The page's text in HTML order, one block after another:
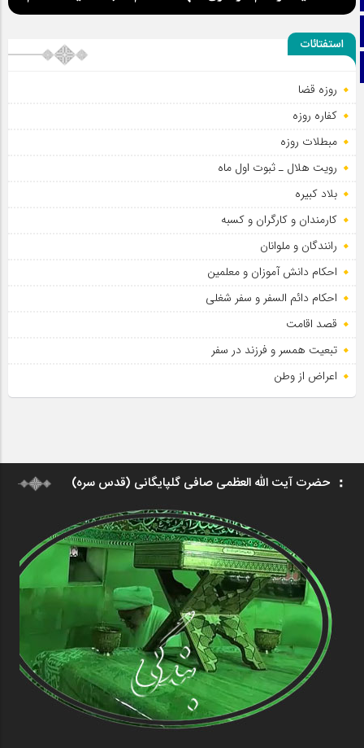
اینستاگرام
تلگرام
استفتائات
روزه قضا
کفاره روزه
مبطلات روزه
رویت هلال ـ ثبوت اول ماه
بلاد کبیره
کارمندان و کارگران و کسبه
رانندگان و ملوانان
احکام دانش آموزان و معلمین
احکام دائم السفر و سفر شغلی
قصد اقامت
تبعیت همسر و فرزند در سفر
اعراض از وطن
حضرت آیت الله العظمی صافی گلپایگانی (قدس سره)